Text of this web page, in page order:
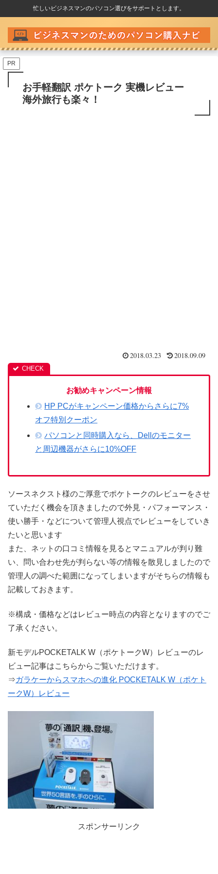
忙しいビジネスマンのパソコン選びをサポートとします。
PR
お手軽翻訳 ポケトーク 実機レビュー
海外旅行も楽々！
2018.03.23 2018.09.09
お勧めキャンペーン情報
HP PCがキャンペーン価格からさらに7%
オフ特別クーポン
パソコンと同時購入なら、Dellのモニター
と周辺機器がさらに10%OFF
ソースネクスト様のご厚意でポケトークのレビューをさせ
ていただく機会を頂きましたので外見・パフォーマンス・
使い勝手・などについて管理人視点でレビューをしていき
たいと思います
また、ネットの口コミ情報を見るとマニュアルが判り難
い、問い合わせ先が判らない等の情報を散見しましたので
管理人の調べた範囲になってしまいますがそちらの情報も
記載しておきます。
※構成・価格などはレビュー時点の内容となりますのでご
了承ください。
新モデルPOCKETALK W（ポケトークW）レビューのレ
ビュー記事はこちらからご覧いただけます。
⇒ガラケーからスマホへの進化 POCKETALK W（ポケト
ークW）レビュー
スポンサーリンク